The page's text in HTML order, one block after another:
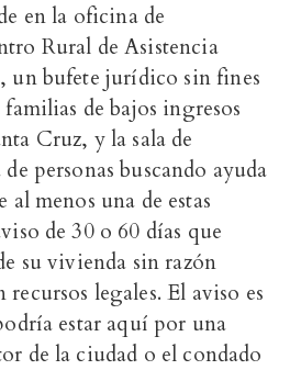
en la oficina de
Rural de Asistencia
un bufete jurídico sin fines
de bajos ingresos
Cruz, y la sala de
personas buscando ayuda
menos una de estas
de 30 o 60 días que
su vivienda sin razón
legales. El aviso es
estar aquí por una
de la ciudad o el condado